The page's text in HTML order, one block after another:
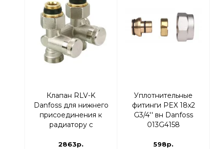
Клапан RLV-K
Danfoss для нижнего
присоединения к
радиатору с
опорожнения
2863р.
Уплотнительные
фитинги PEX 18x2
G3/4'' вн Danfoss
013G4158
598р.